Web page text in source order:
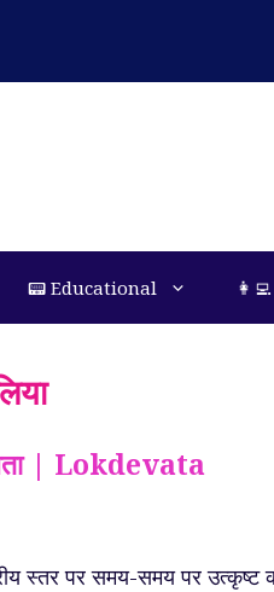
📟 Educational
| Lokdevata
स्तर पर समय-समय पर उत्कृष्ट